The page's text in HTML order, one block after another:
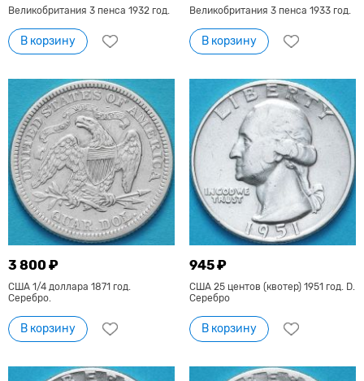
Великобритания 3 пенса 1932 год.
В корзину
Великобритания 3 пенса 1933 год.
В корзину
3 800 ₽
США 1/4 доллара 1871 год.
Серебро.
В корзину
945 ₽
США 25 центов (квотер) 1951 год. D.
Серебро
В корзину